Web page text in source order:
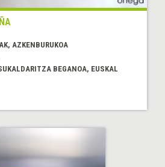
AZKENBURUKOA
BEGANOA, EUSKAL